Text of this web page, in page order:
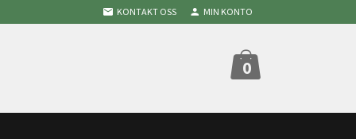
KONTAKT OSS MIN KONTO
0